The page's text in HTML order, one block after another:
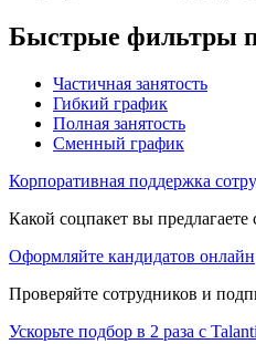
Быстрые фильтры
Частичная занятость
Гибкий график
Полная занятость
Сменный график
Корпоративная поддержка
Какой соцпакет вы
Оформляйте кандидатов онлайн
Проверяйте сотрудников и
Ускорьте подбор в 2 раза с